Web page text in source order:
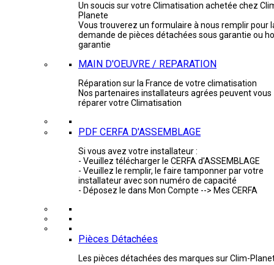
Un soucis sur votre Climatisation achetée chez
Planete
Vous trouverez un formulaire à nous remplir pour
demande de pièces détachées sous garantie ou
garantie
MAIN D'OEUVRE / REPARATION
Réparation sur la France de votre climatisation
Nos partenaires installateurs agrées peuvent vous
réparer votre Climatisation
PDF CERFA D'ASSEMBLAGE
Si vous avez votre installateur :
- Veuillez télécharger le CERFA d'ASSEMBLAGE
- Veuillez le remplir, le faire tamponner par votre
installateur avec son numéro de capacité
- Déposez le dans Mon Compte --> Mes CERFA
Pièces Détachées
Les pièces détachées des marques sur Clim-